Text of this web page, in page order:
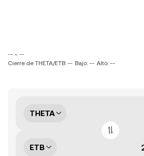
-- ~ --
Cierre de THETA/ETB: -- Bajo: -- Alto: --
THETA
ETB